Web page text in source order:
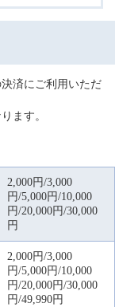
済にご利用いただ
ます。
2,000円/3,000
円/5,000円/10,000
円/20,000円/30,000
円
2,000円/3,000
円/5,000円/10,000
円/20,000円/30,000
円/49,990円